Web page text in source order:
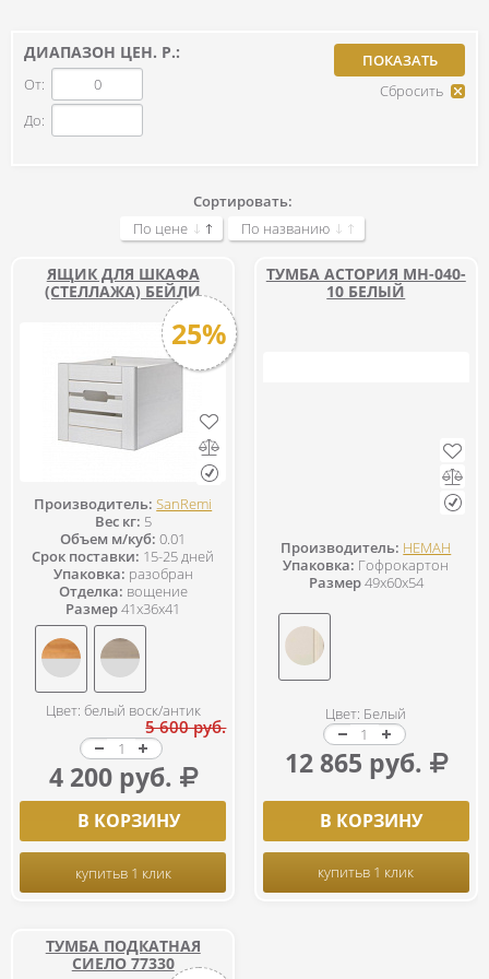
ДИАПАЗОН ЦЕН. Р.:
От:
До:
Сортировать:
По цене
По названию
ЯЩИК ДЛЯ ШКАФА
(СТЕЛЛАЖА) БЕЙЛИ
25%
Производитель: SanRemi
Вес кг: 5
Объем м/куб: 0.01
Срок поставки: 15-25 дней
Упаковка: разобран
Отделка: вощение
Размер41x36x41
Цвет: белый воск/антик
5 600 руб.
4 200 руб.
В КОРЗИНУ
купитьв 1 клик
ТУМБА АСТОРИЯ МН-040-
10 БЕЛЫЙ
Производитель: НЕМАН
Упаковка: Гофрокартон
Размер49x60x54
Цвет: Белый
12 865 руб.
В КОРЗИНУ
купитьв 1 клик
ТУМБА ПОДКАТНАЯ
СИЕЛО 77330